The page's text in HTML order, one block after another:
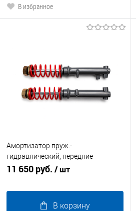
В избранное
Амортизатор пруж.-
гидравлический, передние
комплект Rutrike Фактор
11 650 руб. / шт
В корзину